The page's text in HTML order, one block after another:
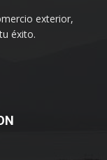
exterior,
éxito.